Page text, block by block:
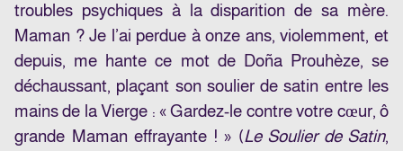
troubles psychiques à la disparition de sa mère.
Maman ? Je l’ai perdue à onze ans, violemment, et
depuis, me hante ce mot de Doña Prouhèze, se
déchaussant, plaçant son soulier de satin entre les
mains de la Vierge : « Gardez-le contre votre cœur, ô
grande Maman effrayante ! » (Le Soulier de Satin,